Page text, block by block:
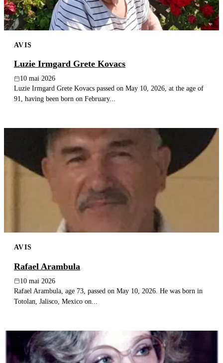
AVIS
Luzie Irmgard Grete Kovacs
10 mai 2026
Luzie Irmgard Grete Kovacs passed on May 10, 2026, at the age of
91, having been born on February...
AVIS
Rafael Arambula
10 mai 2026
Rafael Arambula, age 73, passed on May 10, 2026. He was born in
Totolan, Jalisco, Mexico on...